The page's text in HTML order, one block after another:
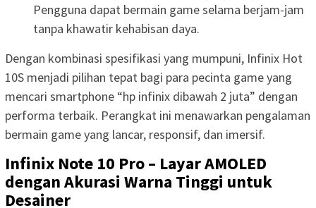
Pengguna dapat bermain game selama berjam-jam
tanpa khawatir kehabisan daya.
Dengan kombinasi spesifikasi yang mumpuni, Infinix Hot
10S menjadi pilihan tepat bagi para pecinta game yang
mencari smartphone “hp infinix dibawah 2 juta” dengan
performa terbaik. Perangkat ini menawarkan pengalaman
bermain game yang lancar, responsif, dan imersif.
Infinix Note 10 Pro – Layar AMOLED
dengan Akurasi Warna Tinggi untuk
Desainer